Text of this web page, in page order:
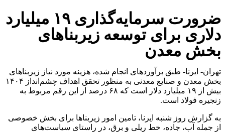
ضرورت سرمایه‌گذاری ۱۹ میلیارد
دلاری برای توسعه زیربناهای
بخش معدن
تهران- ایرنا- طبق برآوردهای انجام شده، هزینه مورد نیاز زیربناهای
بخش معدن و صنایع معدنی به منظور تحقق اهداف چشم‌انداز ۱۴۰۴
بیش از ۱۹ میلیارد دلار است که ۶۸ درصد از این رقم مربوط به
زنجیره فولاد است.
به گزارش روز شنبه ایرنا، تامین امور زیربناها برای بخش خصوصی
از جمله آب، جاده، خط ریلی و برق، در راستای سیاست‌های